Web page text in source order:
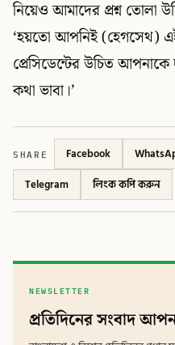
নিয়েও আমাদের প্রশ্ন তোলা
‘হয়তো আপনিই (হেগসেথ)
প্রেসিডেন্টের উচিত আপনাকে
কথা ভাবা।’
SHARE Facebook
Telegram
লিংক কপি করুন
NEWSLETTER
প্রতিদিনের সংবাদ